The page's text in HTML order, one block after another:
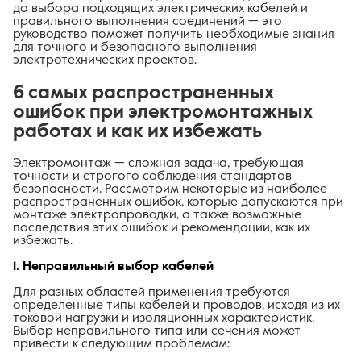
до выбора подходящих электрических кабелей и
правильного выполнения соединений — это
руководство поможет получить необходимые знания
для точного и безопасного выполнения
электротехнических проектов.
6 самых распространенных
ошибок при электромонтажных
работах и как их избежать
Электромонтаж — сложная задача, требующая
точности и строгого соблюдения стандартов
безопасности. Рассмотрим некоторые из наиболее
распространенных ошибок, которые допускаются при
монтаже электропроводки, а также возможные
последствия этих ошибок и рекомендации, как их
избежать.
1. Неправильный выбор кабелей
Для разных областей применения требуются
определенные типы кабелей и проводов, исходя из их
токовой нагрузки и изоляционных характеристик.
Выбор неправильного типа или сечения может
привести к следующим проблемам: